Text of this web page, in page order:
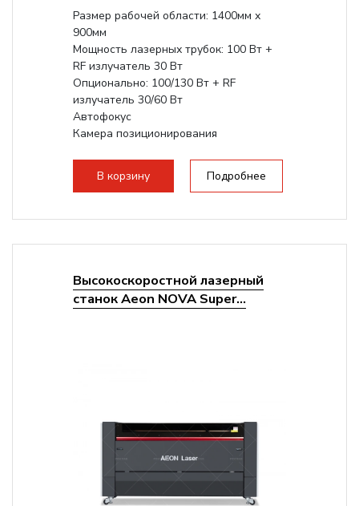
Размер рабочей области: 1400мм х
900мм
Мощность лазерных трубок: 100 Вт +
RF излучатель 30 Вт
Опционально: 100/130 Вт + RF
излучатель 30/60 Вт
Автофокус
Камера позиционирования
2000 мм/с...
В корзину Подробнее
Высокоскоростной лазерный
станок Aeon NOVA Super...